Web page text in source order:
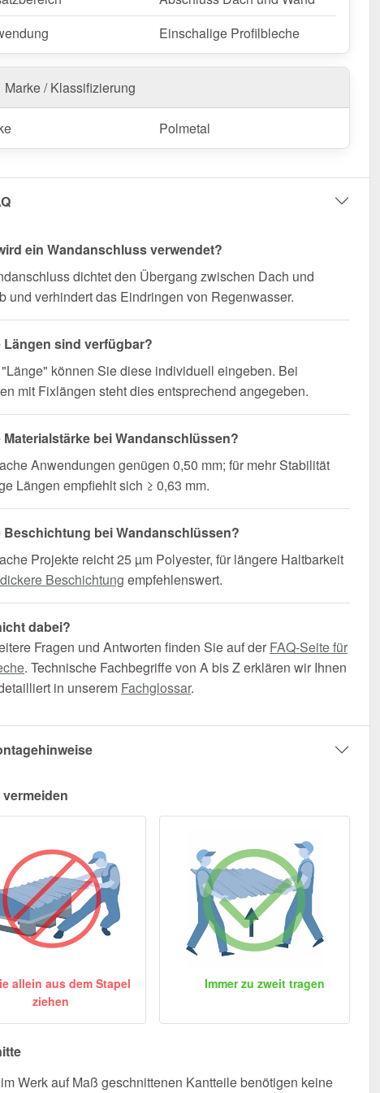
vom Widerruf ausgeschlossen
Einschalige Profilbleche
Marke / Klassifizierung
Polmetal
ein Wandanschluss verwendet?
dichtet den Übergang zwischen Dach und
und verhindert das Eindringen von Regenwasser.
Längen sind verfügbar?
können Sie diese individuell eingeben. Bei
mit Fixlängen steht dies entsprechend angegeben.
Materialstärke bei Wandanschlüssen?
Anwendungen genügen 0,50 mm; für mehr Stabilität
Längen empfiehlt sich ≥ 0,63 mm.
Beschichtung bei Wandanschlüssen?
Projekte reicht 25 µm Polyester, für längere Haltbarkeit
dickere Beschichtung empfehlenswert.
dabei?
Fragen und Antworten finden Sie auf der FAQ-Seite für
. Technische Fachbegriffe von A bis Z erklären wir Ihnen
in unserem Fachglossar.
allein aus dem Stapel
ziehen
Immer zu zweit tragen
Werk auf Maß geschnittenen Kantteile benötigen keine